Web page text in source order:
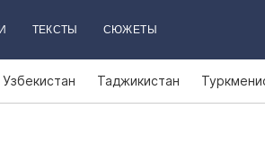
ТЕКСТЫ СЮЖЕТЫ
Узбекистан Таджикистан